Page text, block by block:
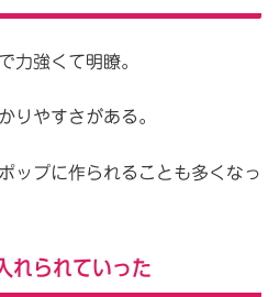
力強くて明瞭。
りやすさがある。
ップに作られることも多くなっ
れられていった